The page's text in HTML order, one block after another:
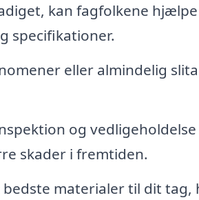
kan fagfolkene
specifikationer.
eller almindelig
og vedligeholdelse
skader i fremtiden.
bedste materialer til dit tag,